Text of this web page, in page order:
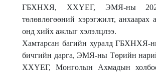
ГБХНХЯ, ХХҮЕГ, ЭМЯ-ны
төлөвлөгөөний хэрэгжилт, анхаарах
онд хийх ажлыг хэлэлцлээ.
Хамтарсан багийн хуралд ГБХНХЯ-
бичгийн дарга, ЭМЯ-ны Төрийн
ХХҮЕГ, Монголын Ахмадын